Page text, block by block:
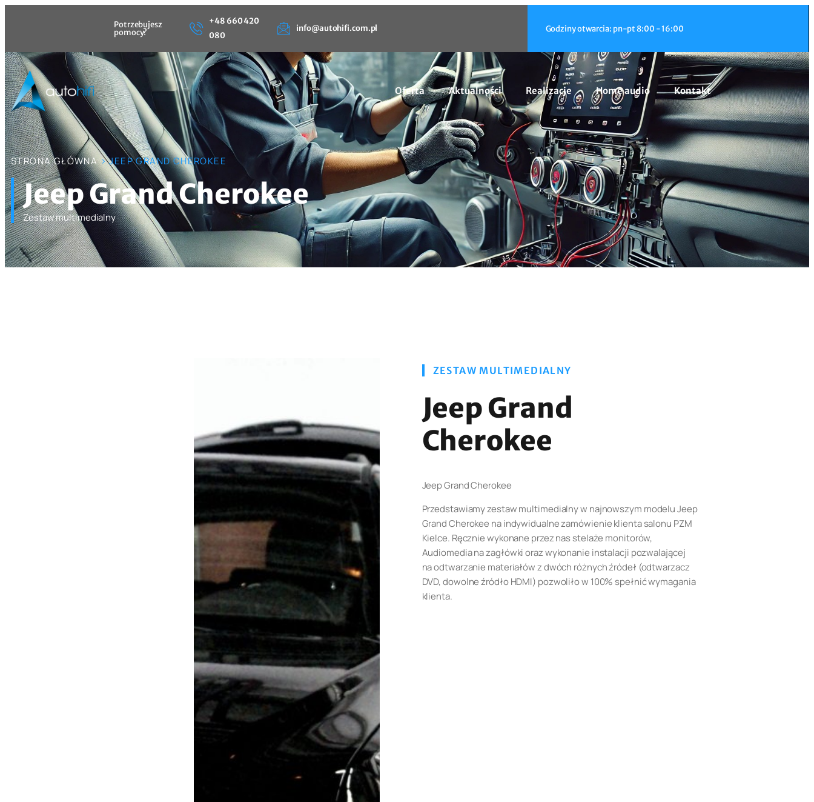
Potrzebujesz
pomocy?
+48 660 420
080
info@autohifi.com.pl Godziny otwarcia: pn-pt 8:00 - 16:00
Oferta Aktualności Realizacje Home audio Kontakt
STRONA GŁÓWNA> JEEP GRAND CHEROKEE
Jeep Grand Cherokee
Zestaw multimedialny
ZESTAW MULTIMEDIALNY
Jeep Grand
Cherokee
Jeep Grand Cherokee
Przedstawiamy zestaw multimedialny w najnowszym modelu Jeep
Grand Cherokee na indywidualne zamówienie klienta salonu PZM
Kielce. Ręcznie wykonane przez nas stelaże monitorów,
Audiomedia na zagłówki oraz wykonanie instalacji pozwalającej
na odtwarzanie materiałów z dwóch różnych źródeł (odtwarzacz
DVD, dowolne źródło HDMI) pozwoliło w 100% spełnić wymagania
klienta.